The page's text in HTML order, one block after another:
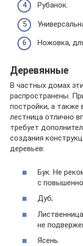
Рубанок.
Ножовка,
Деревянные
В частных домах
распространены.
постройки, а также
лестница отлично
требует
создания
деревьев:
Бук. Не
с
Дуб;
не
Ясень.